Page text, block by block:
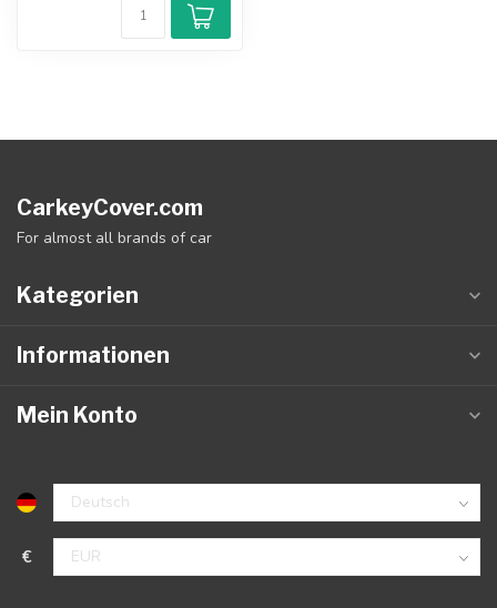
CarkeyCover.com
For almost all brands of car
Kategorien
Informationen
Mein Konto
€